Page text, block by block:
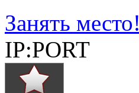
Занять место!
IP:PORT